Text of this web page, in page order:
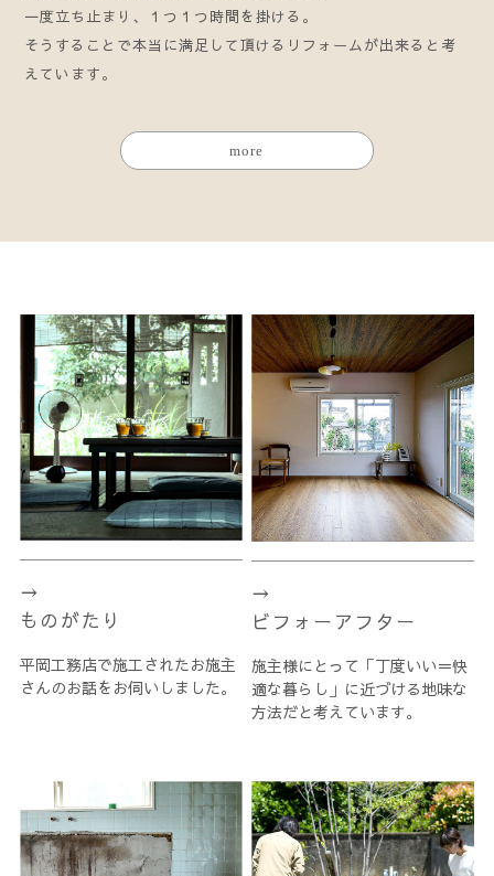
一度立ち止まり、１つ１つ時間を掛ける。
そうすることで本当に満足して頂けるリフォームが出来ると考
えています。
more
ものがたり
平岡工務店で施工されたお施主
さんのお話をお伺いしました。
ビフォーアフター
施主様にとって「丁度いい＝快
適な暮らし」に近づける地味な
方法だと考えています。